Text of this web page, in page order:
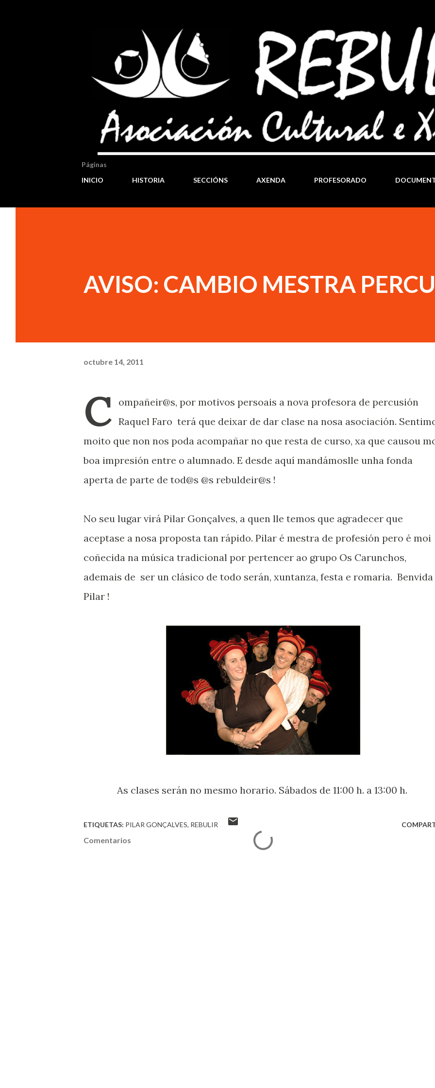
Páginas
INICIO
HISTORIA SECCIÓNS AXENDA PROFESORADO
AVISO: CAMBIO MESTRA
octubre 14, 2011
C
ompañeir@s, por motivos persoais a nova profesora de percusión
Raquel Faro terá que deixar de dar clase na nosa asociación.
moito que non nos poda acompañar no que resta de curso, xa que causou
boa impresión entre o alumnado. E desde aquí mandámoslle unha fonda
aperta de parte de tod@s @s rebuldeir@s !
No seu lugar virá Pilar Gonçalves, a quen lle temos que agradecer que
aceptase a nosa proposta tan rápido. Pilar é mestra de profesión pero é moi
coñecida na música tradicional por pertencer ao grupo Os Carunchos,
ademais de ser un clásico de todo serán, xuntanza, festa e romaria. Benvida
Pilar !
As clases serán no mesmo horario. Sábados de 11:00 h. a 13:00 h.
ETIQUETAS: PILAR GONÇALVES REBULIR
Comentarios